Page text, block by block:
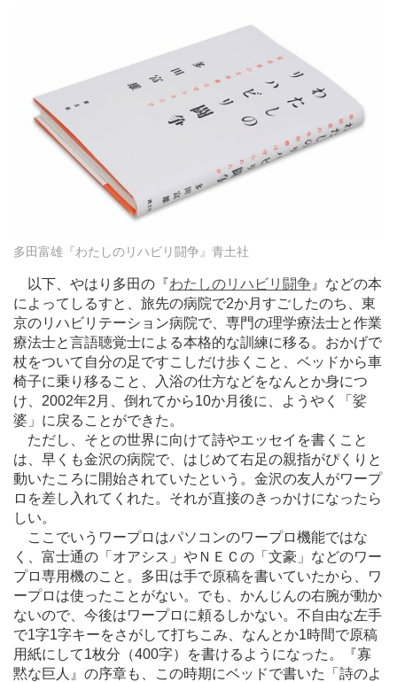
多田富雄『わたしのリハビリ闘争』青土社
以下、やはり多田の『わたしのリハビリ闘争 』などの本
によってしるすと、旅先の病院で2か月すごしたのち、東
京のリハビリテーション病院で、専門の理学療法士と作業
療法士と言語聴覚士による本格的な訓練に移る。おかげで
杖をついて自分の足ですこしだけ歩くこと、ベッドから車
椅子に乗り移ること、入浴の仕方などをなんとか身につ
け、2002年2月、倒れてから10か月後に、ようやく「娑
婆」に戻ることができた。
ただし、そとの世界に向けて詩やエッセイを書くこと
は、早くも金沢の病院で、はじめて右足の親指がぴくりと
動いたころに開始されていたという。金沢の友人がワープ
ロを差し入れてくれた。それが直接のきっかけになったら
しい。
ここでいうワープロはパソコンのワープロ機能ではな
く、富士通の「オアシス」やＮＥＣの「文豪」などのワー
プロ専用機のこと。多田は手で原稿を書いていたから、ワ
ープロは使ったことがない。でも、かんじんの右腕が動か
ないので、今後はワープロに頼るしかない。不自由な左手
で1字1字キーをさがして打ちこみ、なんとか1時間で原稿
用紙にして1枚分（400字）を書けるようになった。『寡
黙な巨人』の序章も、この時期にベッドで書いた「詩のよ